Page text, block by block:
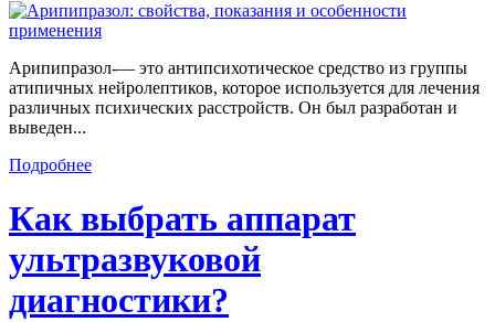
Арипипразол-— это антипсихотическое средство из группы
атипичных нейролептиков, которое используется для лечения
различных психических расстройств. Он был разработан и
выведен...
Подробнее
Как выбрать аппарат
ультразвуковой
диагностики?